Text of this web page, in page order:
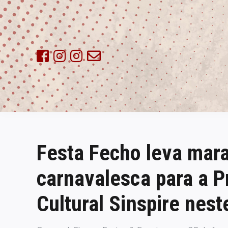
Skip
to
content
Festa Fecho leva
carnavalesca para a
Cultural Sinspire